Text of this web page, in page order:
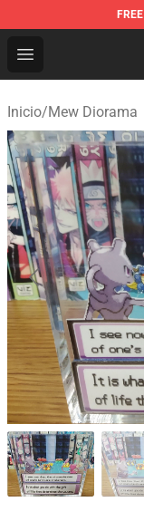
FREE
Open menu
Pokemon
Inicio/Mew Diorama